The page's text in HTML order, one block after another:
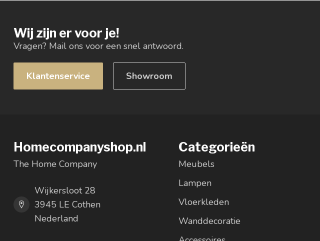
Wij zijn er voor je!
Vragen? Mail ons voor een snel antwoord.
Klantenservice Showroom
Homecompanyshop.nl
The Home Company
Wijkersloot 28
3945 LE Cothen
Nederland
Categorieën
Meubels
Lampen
Vloerkleden
Wanddecoratie